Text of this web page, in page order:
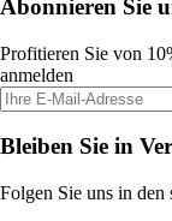
Abonnieren Sie
Profitieren Sie von
anmelden
Bleiben Sie in
Folgen Sie uns in den